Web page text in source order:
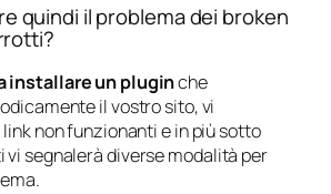
quindi il problema dei broken
installare un pluginche
il vostro sito, vi
non funzionanti e in più sotto
vi segnalerà diverse modalità per